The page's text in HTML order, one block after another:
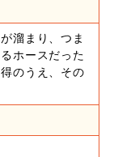
溜まり、つま
ホースだった
のうえ、その